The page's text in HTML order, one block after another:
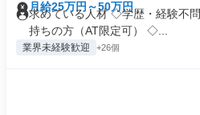
月給25万円～50万円
求めている人材 ◇学歴・経験不
持ちの方（AT限定可） ◇...
業界未経験歓迎 +26個